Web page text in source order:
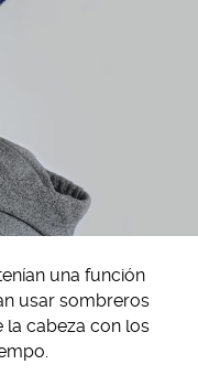
una función
usar sombreros
la cabeza con los